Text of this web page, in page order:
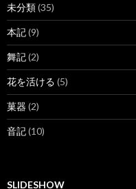
未分類(35)
本記(9)
舞記(2)
花を活ける (5)
菓器 (2)
音記(10)
SLIDESHOW